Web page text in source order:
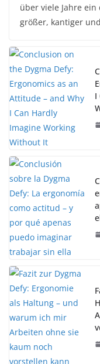
über viele Jahre
größer, kantiger
I